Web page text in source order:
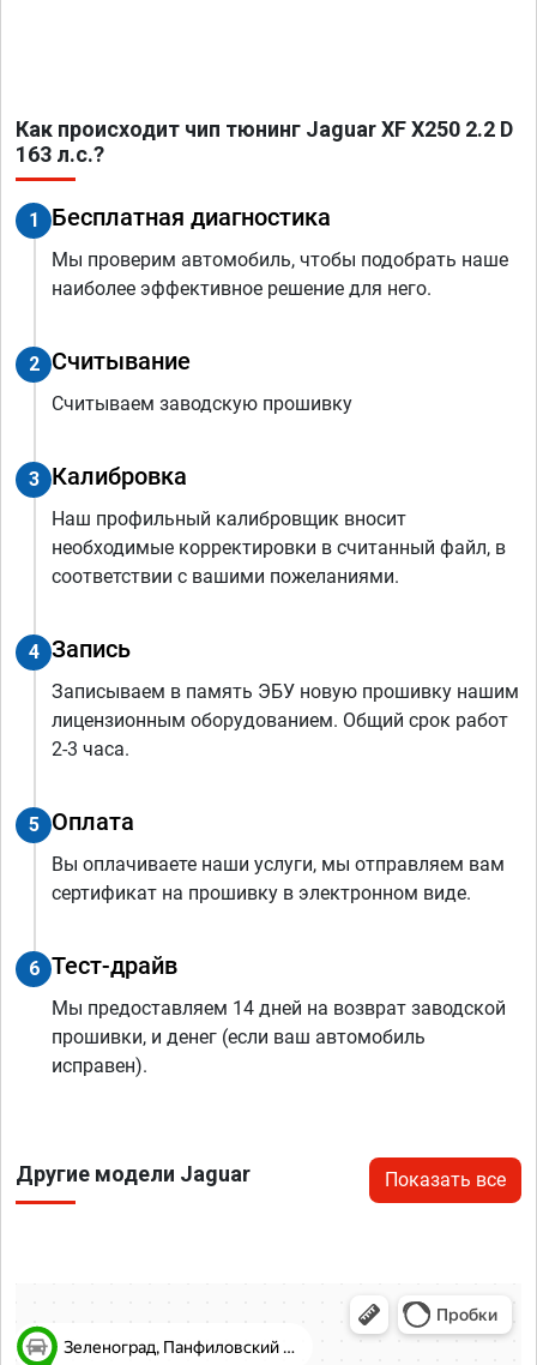
Как происходит чип тюнинг Jaguar XF X250 2.2 D
163 л.с.?
1 Бесплатная диагностика
Мы проверим автомобиль, чтобы подобрать наше
наиболее эффективное решение для него.
2 Считывание
Считываем заводскую прошивку
3 Калибровка
Наш профильный калибровщик вносит
необходимые корректировки в считанный файл, в
соответствии с вашими пожеланиями.
4 Запись
Записываем в память ЭБУ новую прошивку нашим
лицензионным оборудованием. Общий срок работ
2-3 часа.
5 Оплата
Вы оплачиваете наши услуги, мы отправляем вам
сертификат на прошивку в электронном виде.
6 Тест-драйв
Мы предоставляем 14 дней на возврат заводской
прошивки, и денег (если ваш автомобиль
исправен).
Другие модели Jaguar Показать все